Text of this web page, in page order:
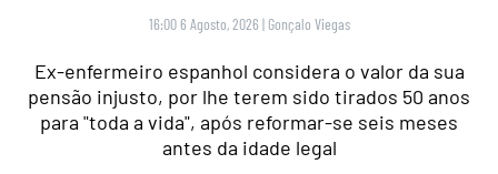
16:00 6 Agosto, 2026 | Gonçalo Viegas
Ex-enfermeiro espanhol considera o valor da sua
pensão injusto, por lhe terem sido tirados 50 anos
para "toda a vida", após reformar-se seis meses
antes da idade legal